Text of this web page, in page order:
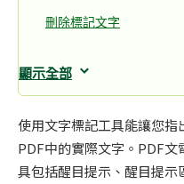
刪除標記文字
顯示全部
使用文字標記工具能讓您
PDF中的實際文字。PDF
具包括醒目提示、醒目提示